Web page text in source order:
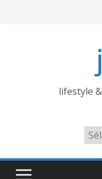
lifestyle